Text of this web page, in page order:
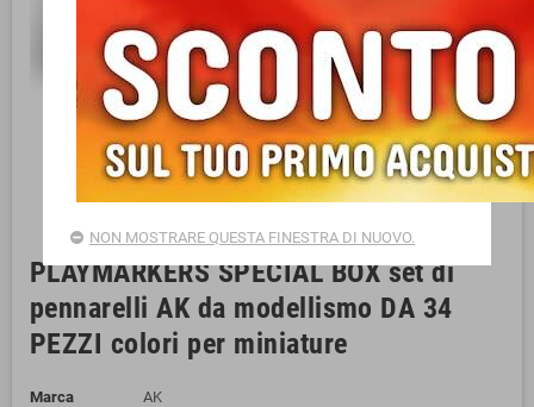
PLAYMARKERS SPECIAL BOX set di
pennarelli AK da modellismo DA 34
PEZZI colori per miniature
Marca
AK
NON MOSTRARE QUESTA FINESTRA DI NUOVO.